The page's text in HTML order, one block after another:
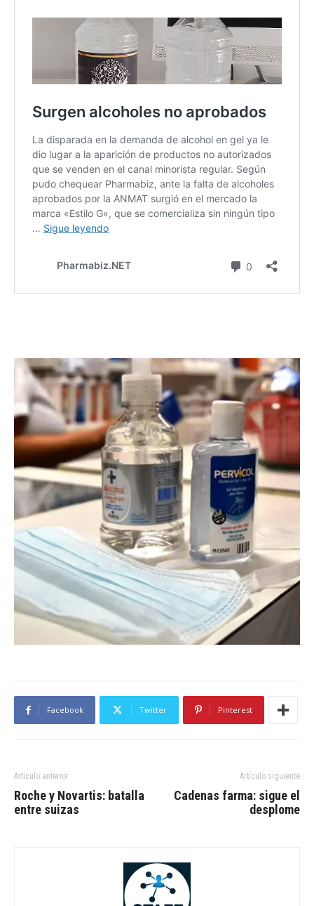
Facebook Twitter Pinterest
Artículo anterior
Roche y Novartis: batalla
entre suizas
Artículo siguiente
Cadenas farma: sigue el
desplome